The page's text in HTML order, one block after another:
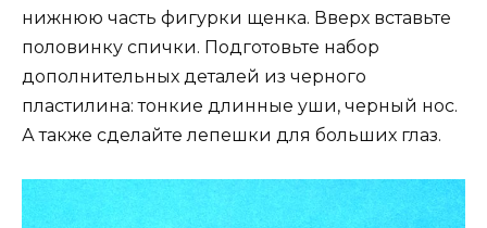
нижнюю часть фигурки щенка. Вверх вставьте
половинку спички. Подготовьте набор
дополнительных деталей из черного
пластилина: тонкие длинные уши, черный нос.
А также сделайте лепешки для больших глаз.